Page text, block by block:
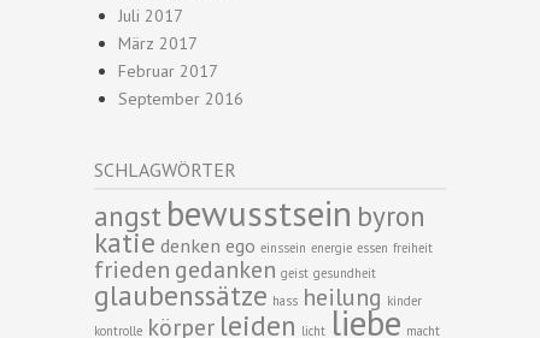
Juli 2017
März 2017
Februar 2017
September 2016
SCHLAGWÖRTER
angst bewusstsein byron
katie denken ego einssein energie essen freiheit
frieden gedanken geist gesundheit
glaubenssätze hass heilung kinder
kontrolle körper leiden licht liebe macht